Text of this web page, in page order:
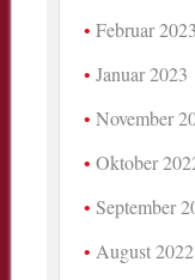
Februar 2023
Januar 2023
November
Oktober
September
August 2022